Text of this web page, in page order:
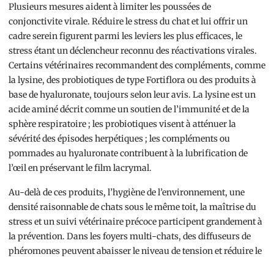
Plusieurs mesures aident à limiter les poussées de
conjonctivite virale. Réduire le stress du chat et lui offrir un
cadre serein figurent parmi les leviers les plus efficaces, le
stress étant un déclencheur reconnu des réactivations virales.
Certains vétérinaires recommandent des compléments, comme
la lysine, des probiotiques de type Fortiflora ou des produits à
base de hyaluronate, toujours selon leur avis. La lysine est un
acide aminé décrit comme un soutien de l’immunité et de la
sphère respiratoire ; les probiotiques visent à atténuer la
sévérité des épisodes herpétiques ; les compléments ou
pommades au hyaluronate contribuent à la lubrification de
l’œil en préservant le film lacrymal.
Au-delà de ces produits, l’hygiène de l’environnement, une
densité raisonnable de chats sous le même toit, la maîtrise du
stress et un suivi vétérinaire précoce participent grandement à
la prévention. Dans les foyers multi-chats, des diffuseurs de
phéromones peuvent abaisser le niveau de tension et réduire le